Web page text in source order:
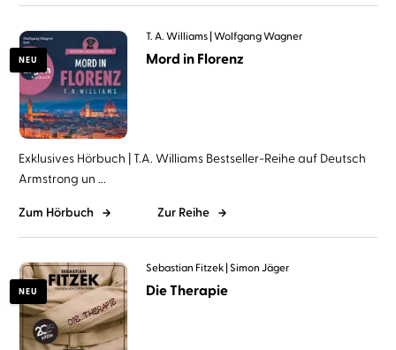
NEU
T. A. Williams Wolfgang Wagner
Mord in Florenz
Exklusives Hörbuch | T.A. Williams Bestseller-Reihe auf Deutsch
Armstrong un ...
Zum Hörbuch Zur Reihe
NEU
Sebastian Fitzek Simon Jäger
Die Therapie